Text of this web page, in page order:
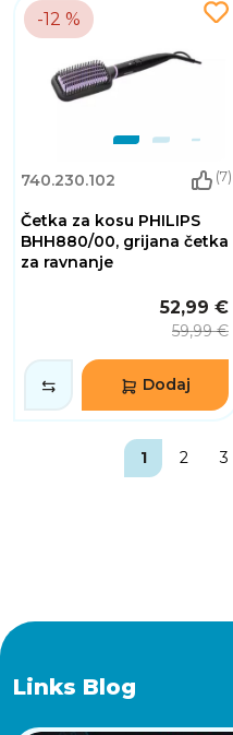
-12 %
740.230.102 (7)
Četka za kosu PHILIPS
BHH880/00, grijana četka
za ravnanje
52,99 €
59,99 €
Dodaj
1 2 3
Links Blog